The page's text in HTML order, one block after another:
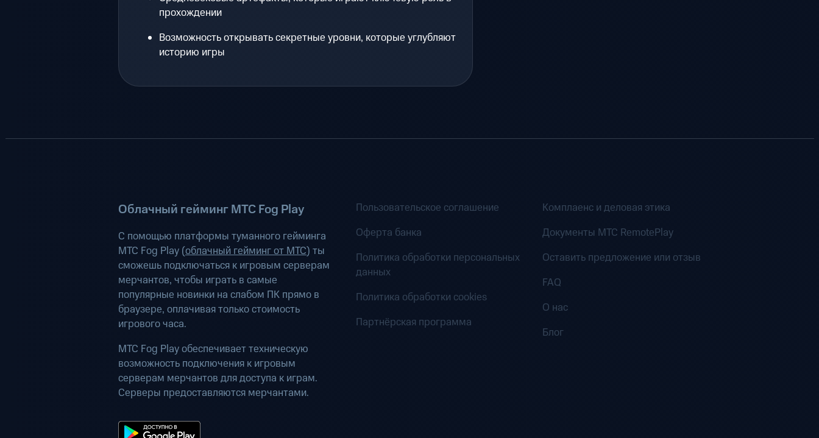
прохождении
Возможность открывать секретные уровни, которые углубляют
историю игры
Облачный гейминг МТС Fog Play
С помощью платформы туманного гейминга
МТС Fog Play (облачный гейминг от МТС) ты
сможешь подключаться к игровым серверам
мерчантов, чтобы играть в самые
популярные новинки на слабом ПК прямо в
браузере, оплачивая только стоимость
игрового часа.
МТС Fog Play обеспечивает техническую
возможность подключения к игровым
серверам мерчантов для доступа к играм.
Серверы предоставляются мерчантами.
Пользовательское соглашение
Оферта банка
Политика обработки персональных
данных
Политика обработки cookies
Партнёрская программа
Комплаенс и деловая этика
Документы MTC RemotePlay
Оставить предложение или отзыв
FAQ
О нас
Блог